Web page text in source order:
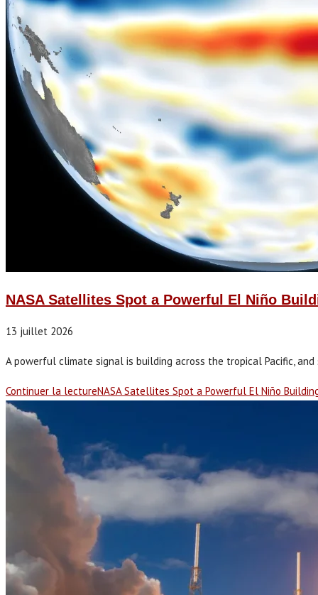
NASA Satellites Spot a Powerful El Niño
13 juillet 2026
A powerful climate signal is building across the tropical Pacific,
Continuer la lectureNASA Satellites Spot a Powerful El Niño